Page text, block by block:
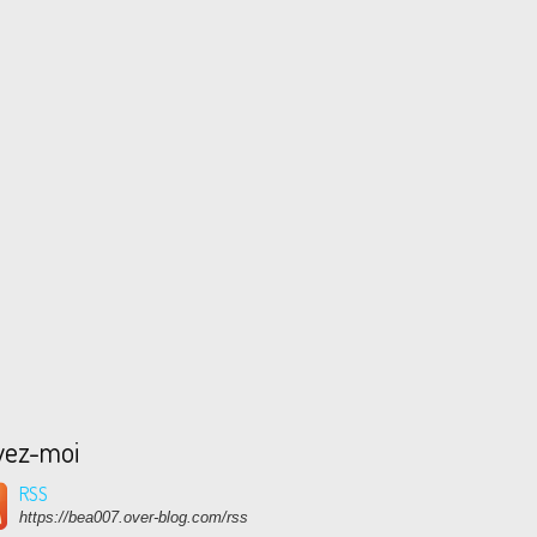
moi
RSS
https://bea007.over-blog.com/rss